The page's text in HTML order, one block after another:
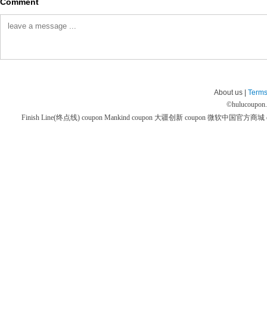
About us |
©
Finish Line(终点线) coupon Mankind coupon 大疆创新 coupon 微软中国官方商城